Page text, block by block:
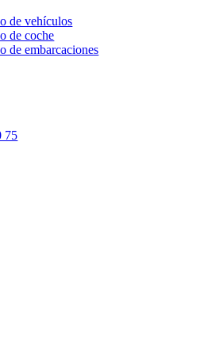
de vehículos
de coche
de embarcaciones
75